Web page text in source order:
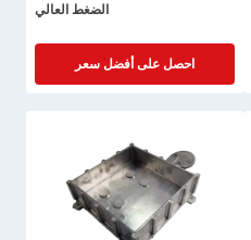
الضغط العالي
احصل على أفضل سعر